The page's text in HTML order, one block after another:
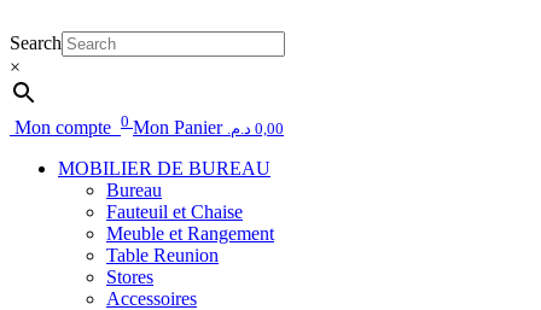
Search
×
Mon compte 0 Mon Panier 0,00 د.م.
MOBILIER DE BUREAU
Bureau
Fauteuil et Chaise
Meuble et Rangement
Table Reunion
Stores
Accessoires